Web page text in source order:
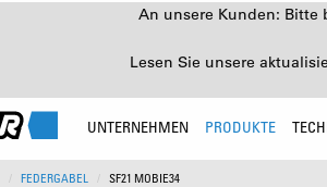
An unsere Kunden: Bitte
Lesen Sie unsere
UNTERNEHMEN PRODUKTE
FEDERGABEL SF21 MOBIE34